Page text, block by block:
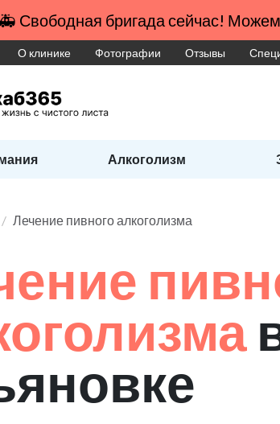
Свободная бригада сейчас!
О клинике Фотографии Отзывы
Алкоголизм
Лечение пивного алкоголизма